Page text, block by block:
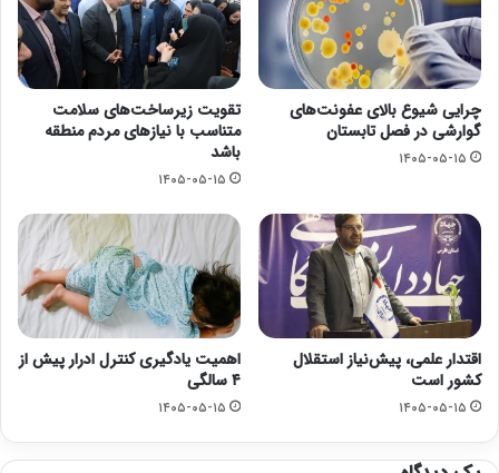
چرایی شیوع بالای عفونت‌های
گوارشی در فصل تابستان
۱۴۰۵-۰۵-۱۵
تقویت زیرساخت‌های سلامت
متناسب با نیازهای مردم منطقه
باشد
۱۴۰۵-۰۵-۱۵
اقتدار علمی، پیش‌نیاز استقلال
کشور است
۱۴۰۵-۰۵-۱۵
اهمیت یادگیری کنترل ادرار پیش از
۴ سالگی
۱۴۰۵-۰۵-۱۵